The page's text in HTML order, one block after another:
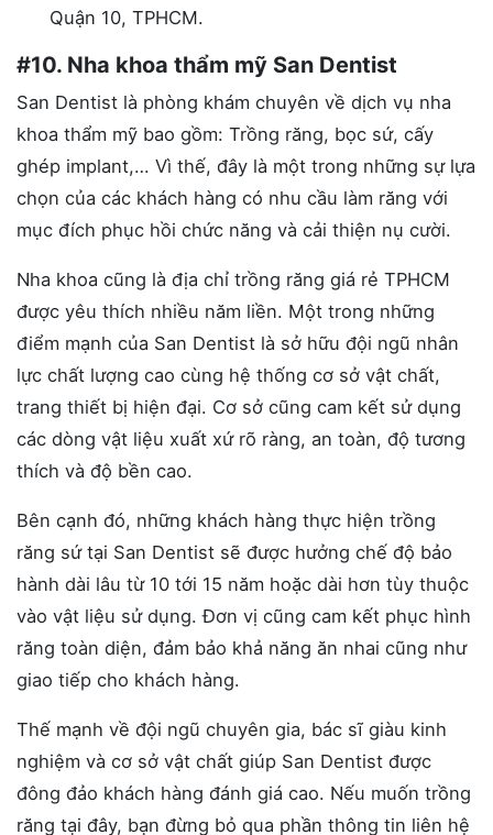
Quận 10, TPHCM.
#10. Nha khoa thẩm mỹ San Dentist
San Dentist là phòng khám chuyên về dịch vụ nha
khoa thẩm mỹ bao gồm: Trồng răng, bọc sứ, cấy
ghép implant,… Vì thế, đây là một trong những sự lựa
chọn của các khách hàng có nhu cầu làm răng với
mục đích phục hồi chức năng và cải thiện nụ cười.
Nha khoa cũng là địa chỉ trồng răng giá rẻ TPHCM
được yêu thích nhiều năm liền. Một trong những
điểm mạnh của San Dentist là sở hữu đội ngũ nhân
lực chất lượng cao cùng hệ thống cơ sở vật chất,
trang thiết bị hiện đại. Cơ sở cũng cam kết sử dụng
các dòng vật liệu xuất xứ rõ ràng, an toàn, độ tương
thích và độ bền cao.
Bên cạnh đó, những khách hàng thực hiện trồng
răng sứ tại San Dentist sẽ được hưởng chế độ bảo
hành dài lâu từ 10 tới 15 năm hoặc dài hơn tùy thuộc
vào vật liệu sử dụng. Đơn vị cũng cam kết phục hình
răng toàn diện, đảm bảo khả năng ăn nhai cũng như
giao tiếp cho khách hàng.
Thế mạnh về đội ngũ chuyên gia, bác sĩ giàu kinh
nghiệm và cơ sở vật chất giúp San Dentist được
đông đảo khách hàng đánh giá cao. Nếu muốn trồng
răng tại đây, bạn đừng bỏ qua phần thông tin liên hệ